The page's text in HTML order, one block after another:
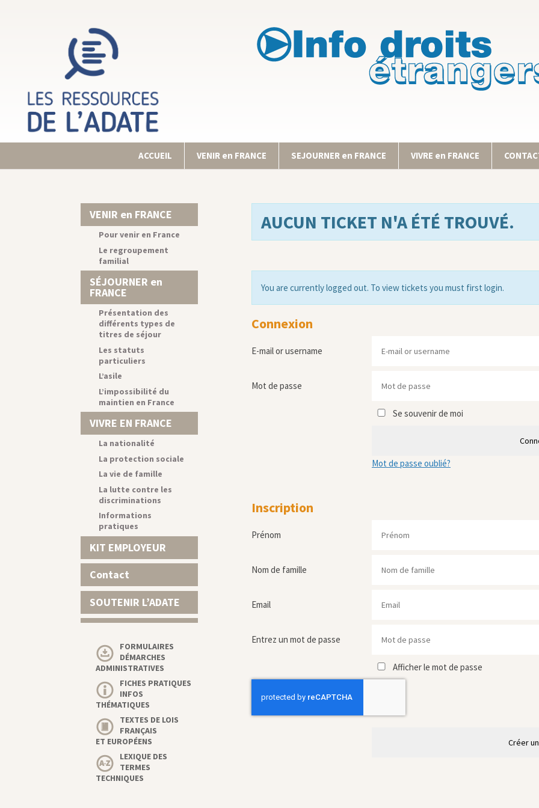
ACCUEIL VENIR en FRANCE SEJOURNER en FRANCE VIVRE en FRANCE
AUCUN TICKET N'A ÉTÉ TROUVÉ.
You are currently logged out. To view tickets you must first login.
Connexion
E-mail or username
Mot de passe
Se souvenir de moi
Mot de passe oublié?
Inscription
Prénom
Nom de famille
Email
Entrez un mot de passe
Afficher le mot de passe
Créer
VENIR en FRANCE
Pour venir en France
Le regroupement
familial
SÉJOURNER en
FRANCE
Présentation des
différents types de
titres de séjour
Les statuts
particuliers
L’asile
L’impossibilité du
maintien en France
VIVRE EN FRANCE
La nationalité
La protection sociale
La vie de famille
La lutte contre les
discriminations
Informations
pratiques
KIT EMPLOYEUR
Contact
SOUTENIR L’ADATE
FORMULAIRES
DÉMARCHES
ADMINISTRATIVES
FICHES PRATIQUES
INFOS
THÉMATIQUES
TEXTES DE LOIS
FRANÇAIS
ET EUROPÉENS
LEXIQUE DES
TERMES
TECHNIQUES